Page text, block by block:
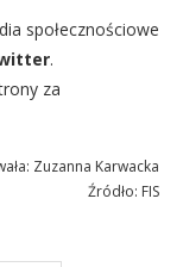
społecznościowe
.
za
Zuzanna Karwacka
Źródło: FIS